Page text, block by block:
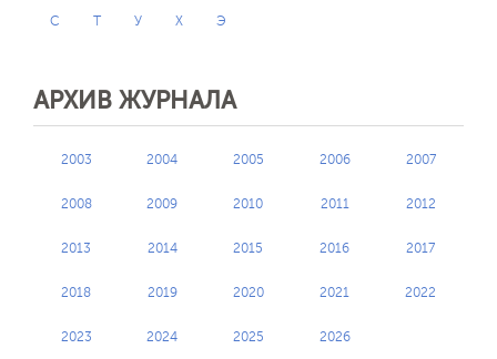
С Т У Х Э
АРХИВ ЖУРНАЛА
2003 2004 2005 2006 2007
2008 2009 2010 2011 2012
2013 2014 2015 2016 2017
2018 2019 2020 2021 2022
2023 2024 2025 2026